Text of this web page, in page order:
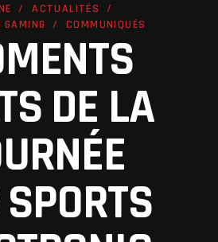
ACTUALITÉS
COMMUNIQUÉS
DE LA